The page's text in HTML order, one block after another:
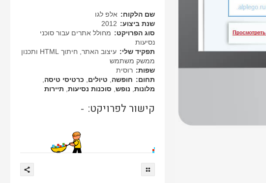
שם הלקוח: אלפ לגו
שנת ביצוע:
סוג הפרויקט: מחולל אתרים עבור סוכני
נסיעות
תפקיד שלי:
עיצוב האתר, חיתוך HTML ותכנון
ממשק משתמש
שפות: רוסית
תחום: חופשה טיולים כרטיסי טיסה
מלונות נופש סוכנות נסיעות תיירות
קישור לפרויקט: -